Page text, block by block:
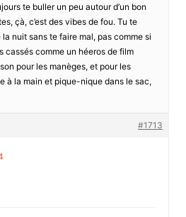
te buller un peu autour d’un bon
çà, c’est des vibes de fou. Tu te
nuit sans te faire mal, pas comme si
cassés comme un héeros de film
pour les manèges, et pour les
à la main et pique-nique dans le sac,
#1713